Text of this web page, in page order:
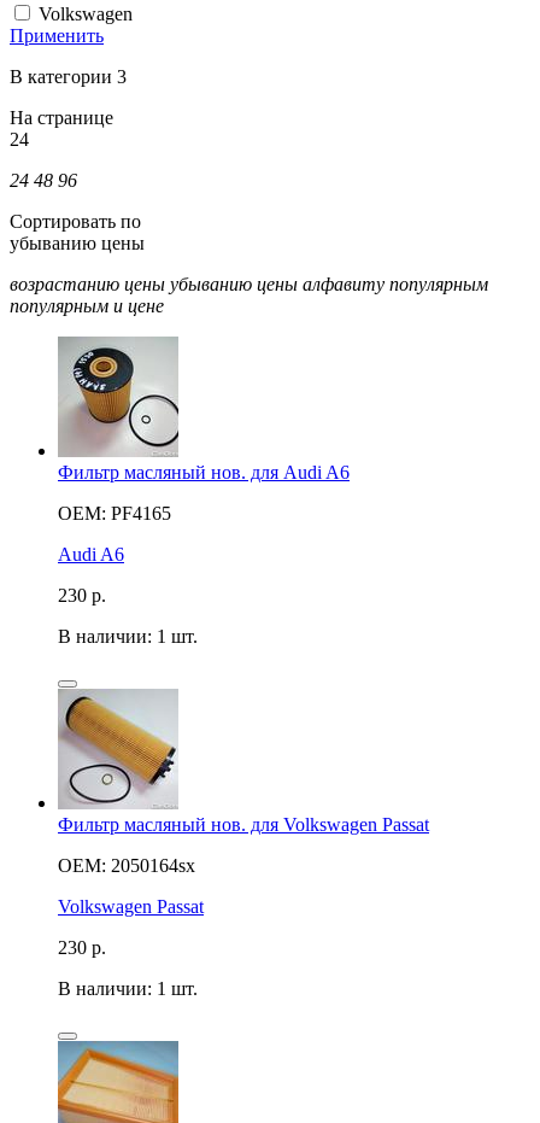
Volkswagen
Применить
В категории 3
На странице
24
24 48 96
Сортировать по
убыванию цены
возрастанию цены убыванию цены алфавиту популярным
популярным и цене
Фильтр масляный нов. для Audi A6
OEM: PF4165
Audi A6
230 р.
В наличии: 1 шт.
Фильтр масляный нов. для Volkswagen Passat
OEM: 2050164sx
Volkswagen Passat
230 р.
В наличии: 1 шт.